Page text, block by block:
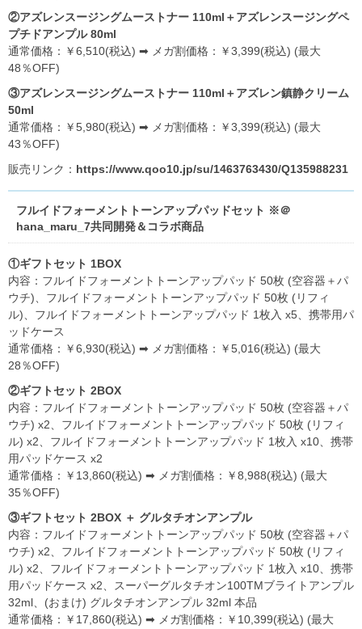
②アズレンスージングムーストナー 110ml＋アズレンスージングペ
プチドアンプル 80ml
通常価格：￥6,510(税込) ➡ メガ割価格：￥3,399(税込) (最大
48％OFF)
③アズレンスージングムーストナー 110ml＋アズレン鎮静クリーム
50ml
通常価格：￥5,980(税込) ➡ メガ割価格：￥3,399(税込) (最大
43％OFF)
販売リンク： https://www.qoo10.jp/su/1463763430/Q135988231
フルイドフォーメントトーンアップパッドセット ※＠
hana_maru_7共同開発＆コラボ商品
①ギフトセット 1BOX
内容：フルイドフォーメントトーンアップパッド 50枚 (空容器＋パ
ウチ)、フルイドフォーメントトーンアップパッド 50枚 (リフィ
ル)、フルイドフォーメントトーンアップパッド 1枚入 x5、携帯用パ
ッドケース
通常価格：￥6,930(税込) ➡ メガ割価格：￥5,016(税込) (最大
28％OFF)
②ギフトセット 2BOX
内容：フルイドフォーメントトーンアップパッド 50枚 (空容器＋パ
ウチ) x2、フルイドフォーメントトーンアップパッド 50枚 (リフィ
ル) x2、フルイドフォーメントトーンアップパッド 1枚入 x10、携帯
用パッドケース x2
通常価格：￥13,860(税込) ➡ メガ割価格：￥8,988(税込) (最大
35％OFF)
③ギフトセット 2BOX ＋ グルタチオンアンプル
内容：フルイドフォーメントトーンアップパッド 50枚 (空容器＋パ
ウチ) x2、フルイドフォーメントトーンアップパッド 50枚 (リフィ
ル) x2、フルイドフォーメントトーンアップパッド 1枚入 x10、携帯
用パッドケース x2、スーパーグルタチオン100TMブライトアンプル
32ml、(おまけ) グルタチオンアンプル 32ml 本品
通常価格：￥17,860(税込) ➡ メガ割価格：￥10,399(税込) (最大